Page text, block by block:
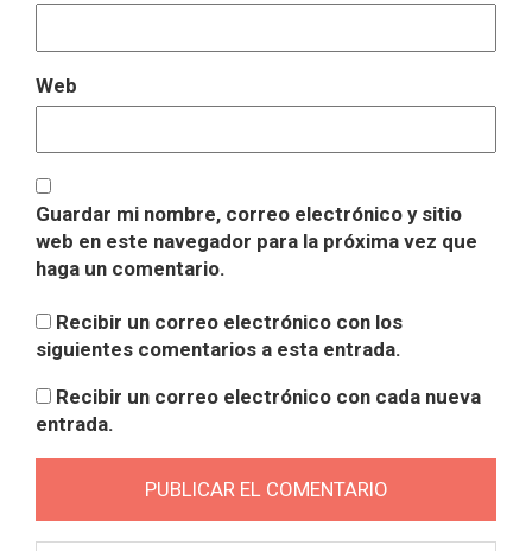
Web
Guardar mi nombre, correo electrónico y sitio
web en este navegador para la próxima vez que
haga un comentario.
Recibir un correo electrónico con los
siguientes comentarios a esta entrada.
Recibir un correo electrónico con cada nueva
entrada.